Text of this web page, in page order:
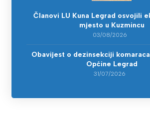
Članovi LU Kuna Legrad osvojili
mjesto u Kuzmincu
03/08/2026
Obavijest o dezinsekciji
Općine Legrad
31/07/2026